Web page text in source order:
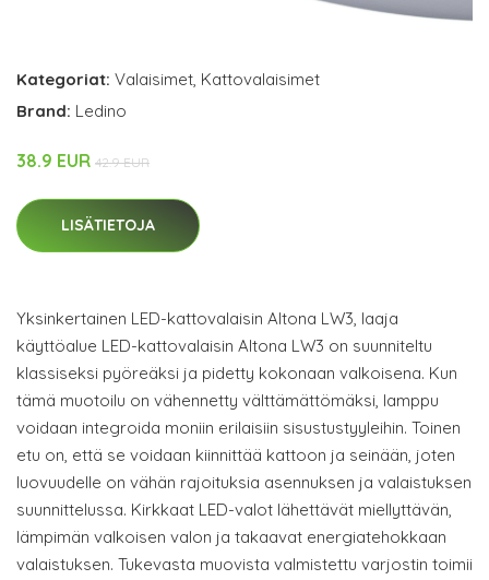
Kategoriat: Valaisimet, Kattovalaisimet
Brand: Ledino
38.9 EUR 42.9 EUR
LISÄTIETOJA
Yksinkertainen LED-kattovalaisin Altona LW3, laaja
käyttöalue LED-kattovalaisin Altona LW3 on suunniteltu
klassiseksi pyöreäksi ja pidetty kokonaan valkoisena. Kun
tämä muotoilu on vähennetty välttämättömäksi, lamppu
voidaan integroida moniin erilaisiin sisustustyyleihin. Toinen
etu on, että se voidaan kiinnittää kattoon ja seinään, joten
luovuudelle on vähän rajoituksia asennuksen ja valaistuksen
suunnittelussa. Kirkkaat LED-valot lähettävät miellyttävän,
lämpimän valkoisen valon ja takaavat energiatehokkaan
valaistuksen. Tukevasta muovista valmistettu varjostin toimii